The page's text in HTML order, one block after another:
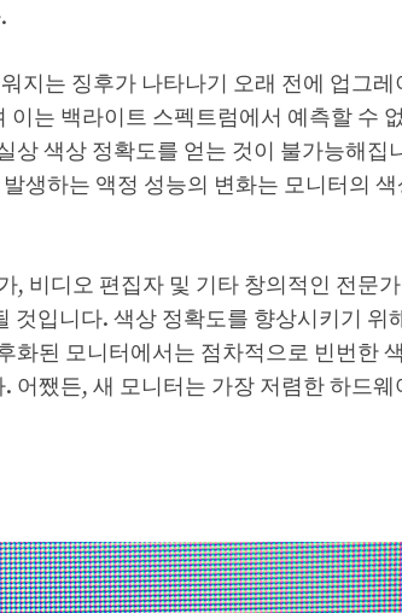
지는 징후가 나타나기 오래 전에 업그레
는 백라이트 스펙트럼에서 예측할 수
색상 정확도를 얻는 것이 불가능해집
생하는 액정 성능의 변화는 모니터의
비디오 편집자 및 기타 창의적인 전문
입니다. 색상 정확도를 향상시키기 위
된 모니터에서는 점차적으로 빈번한
어쨌든, 새 모니터는 가장 저렴한 하드